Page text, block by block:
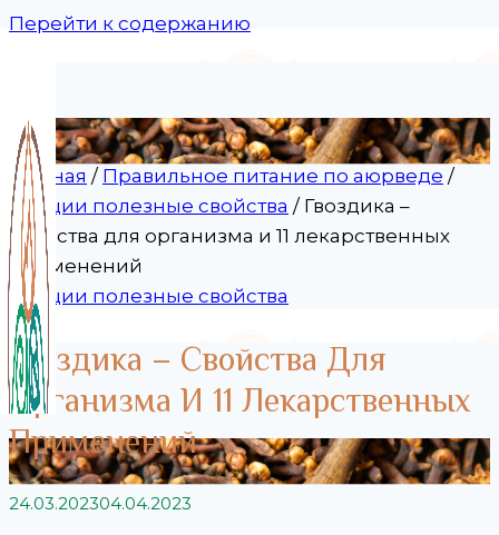
Перейти к содержанию
Главная / Правильное питание по аюрведе /
Специи полезные свойства / Гвоздика –
свойства для организма и 11 лекарственных
применений
Специи полезные свойства
Гвоздика – Свойства Для
Организма И 11 Лекарственных
Применений
24.03.202304.04.2023